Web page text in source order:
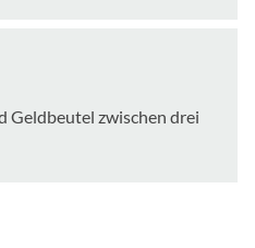
Geldbeutel zwischen drei